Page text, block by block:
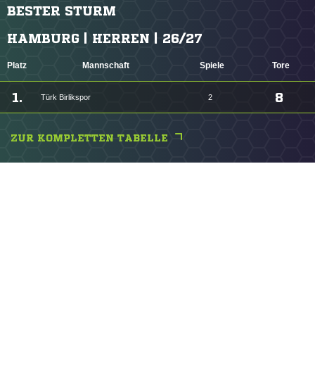
BESTER STURM
HAMBURG | HERREN | 26/27
Platz Mannschaft Spiele Tore
1. Türk Birlikspor 2 8
ZUR KOMPLETTEN TABELLE